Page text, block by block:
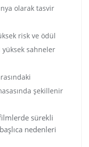
olarak tasvir
risk ve ödül
sahneler
şekillenir
sürekli
nedenleri